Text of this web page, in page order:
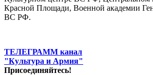
Красной Площади, Военной академии
ВС РФ.
ТЕЛЕГРАММ канал
"Культура и Армия"
Присоединяйтесь!